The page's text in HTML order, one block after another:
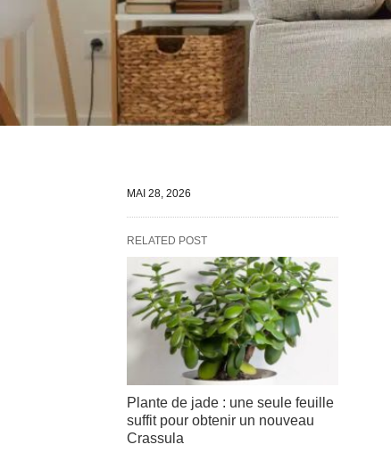
MAI 28, 2026
RELATED POST
Plante de jade : une seule feuille
suffit pour obtenir un nouveau
Crassula